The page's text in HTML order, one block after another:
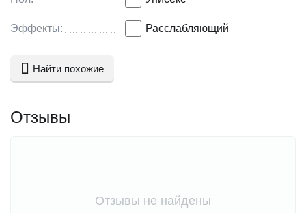
Эффекты: Расслабляющий
Найти похожие
Отзывы
Отзывы не найдены